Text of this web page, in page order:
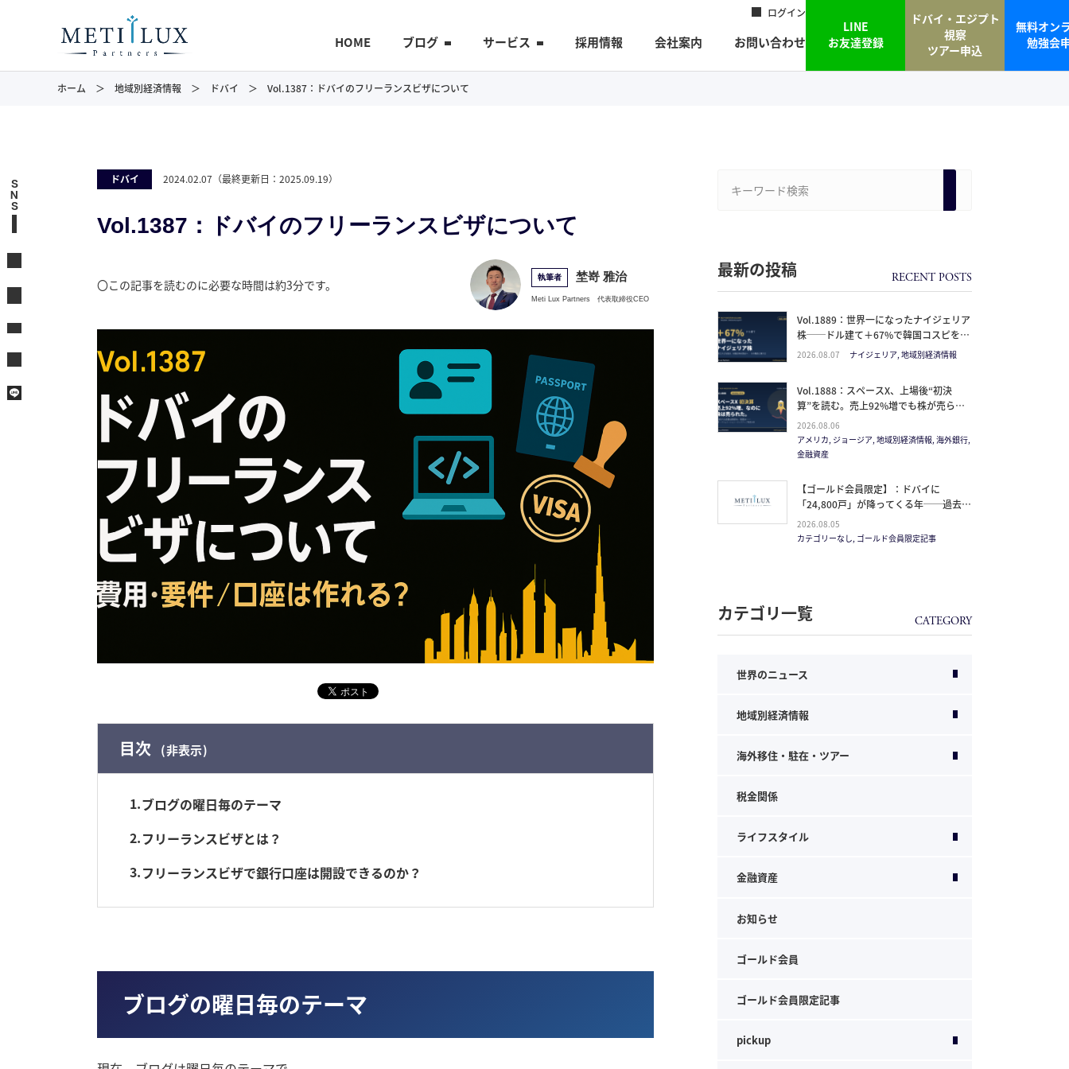
ログイン
HOME ブログ サービス 採用情報 会社案内 お問い合わせ
LINE
お友達登録
ドバイ・エジプト
視察
ツアー申込
無料オン
勉強会
ホーム 地域別経済情報 ドバイ Vol.1387：ドバイのフリーランスビザについて
ドバイ 2024.02.07 （最終更新日： 2025.09.19）
Vol.1387：ドバイのフリーランスビザについて
〇この記事を読むのに必要な時間は約3分です。 執筆者 埜嵜 雅治
Meti Lux Partners 代表取締役CEO
目次 非表示
1 ブログの曜日毎のテーマ
2 フリーランスビザとは？
3 フリーランスビザで銀行口座は開設できるのか？
ブログの曜日毎のテーマ
最新の投稿
Vol.1889：世界一になったナイジェリア
株──ドル建て＋67%で韓国コスピを抜
いた理由と、日本人の乗り方
2026.08.07 ナイジェリア, 地域別経済情報
Vol.1888：スペースX、上場後“初決
算”を読む。売上92%増でも株が売られ
た本当の理由と、1.5兆ドル企業の買い
方。
2026.08.06
アメリカ, ジョージア, 地域別経済情報, 海外銀行,
金融資産
【ゴールド会員限定】：ドバイに
「24,800戸」が降ってくる年──過去
20年で最大の引き渡しラッシュと、ミサ
イルが崩した“安全神話”。2027年の供給
2026.08.05
カテゴリーなし, ゴールド会員限定記事
カテゴリ一覧
世界のニュース
地域別経済情報
海外移住・駐在・ツアー
税金関係
ライフスタイル
金融資産
お知らせ
ゴールド会員
ゴールド会員限定記事
pickup
S
N
S